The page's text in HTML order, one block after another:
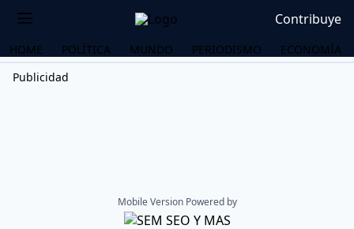
Contribuye
HOME POLÍTICA MUNDO PERIODISMO
ECONOMÍA
Publicidad
Mobile Version Powered by